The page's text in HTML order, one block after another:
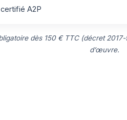
A2P
dès 150 € TTC (décret
d’œuvre.